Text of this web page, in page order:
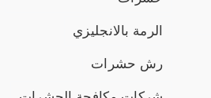
الرمة بالانجليزي
رش حشرات